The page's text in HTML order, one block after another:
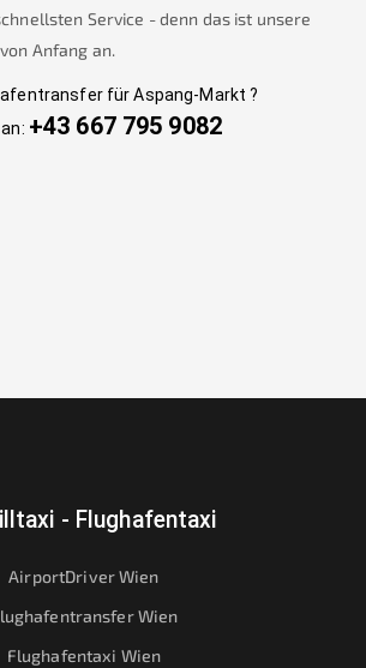
Service - denn das ist unsere
Anfang an.
für Aspang-Markt ?
+43 667 795 9082
- Flughafentaxi
AirportDriver Wien
Wien
Flughafentaxi Wien